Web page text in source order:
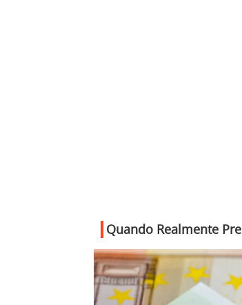
Quando Realmente